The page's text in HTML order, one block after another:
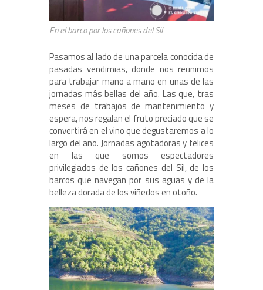
En el barco por los cañones del Sil
Pasamos al lado de una parcela conocida de
pasadas vendimias, donde nos reunimos
para trabajar mano a mano en unas de las
jornadas más bellas del año. Las que, tras
meses de trabajos de mantenimiento y
espera, nos regalan el fruto preciado que se
convertirá en el vino que degustaremos a lo
largo del año. Jornadas agotadoras y felices
en las que somos espectadores
privilegiados de los cañones del Sil, de los
barcos que navegan por sus aguas y de la
belleza dorada de los viñedos en otoño.